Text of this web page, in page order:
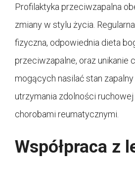
Profilaktyka przeciwzapalna
zmiany w stylu życia.
fizyczna, odpowiednia dieta
przeciwzapalne, oraz unikanie
mogących nasilać stan
utrzymania zdolności
chorobami reumatycznymi.
Współpraca z